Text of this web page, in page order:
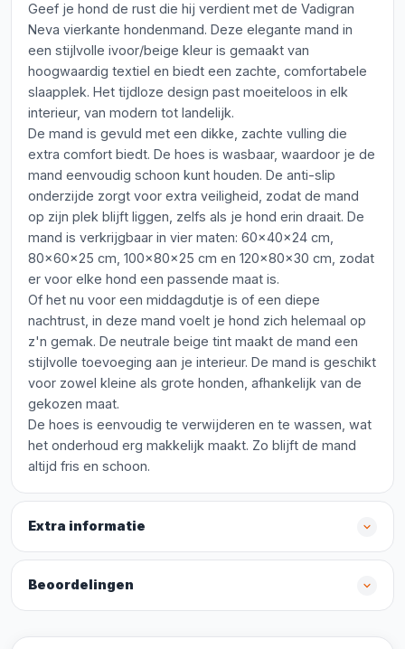
Geef je hond de rust die hij verdient met de Vadigran
Neva vierkante hondenmand. Deze elegante mand in
een stijlvolle ivoor/beige kleur is gemaakt van
hoogwaardig textiel en biedt een zachte, comfortabele
slaapplek. Het tijdloze design past moeiteloos in elk
interieur, van modern tot landelijk.
De mand is gevuld met een dikke, zachte vulling die
extra comfort biedt. De hoes is wasbaar, waardoor je de
mand eenvoudig schoon kunt houden. De anti-slip
onderzijde zorgt voor extra veiligheid, zodat de mand
op zijn plek blijft liggen, zelfs als je hond erin draait. De
mand is verkrijgbaar in vier maten: 60x40x24 cm,
80x60x25 cm, 100x80x25 cm en 120x80x30 cm, zodat
er voor elke hond een passende maat is.
Of het nu voor een middagdutje is of een diepe
nachtrust, in deze mand voelt je hond zich helemaal op
z'n gemak. De neutrale beige tint maakt de mand een
stijlvolle toevoeging aan je interieur. De mand is geschikt
voor zowel kleine als grote honden, afhankelijk van de
gekozen maat.
De hoes is eenvoudig te verwijderen en te wassen, wat
het onderhoud erg makkelijk maakt. Zo blijft de mand
altijd fris en schoon.
Extra informatie
Beoordelingen